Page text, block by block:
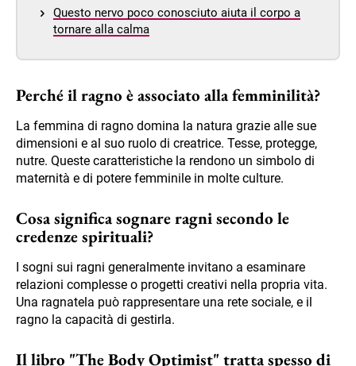
Questo nervo poco conosciuto aiuta il corpo a
tornare alla calma
Perché il ragno è associato alla femminilità?
La femmina di ragno domina la natura grazie alle sue
dimensioni e al suo ruolo di creatrice. Tesse, protegge,
nutre. Queste caratteristiche la rendono un simbolo di
maternità e di potere femminile in molte culture.
Cosa significa sognare ragni secondo le
credenze spirituali?
I sogni sui ragni generalmente invitano a esaminare
relazioni complesse o progetti creativi nella propria vita.
Una ragnatela può rappresentare una rete sociale, e il
ragno la capacità di gestirla.
Il libro "The Body Optimist" tratta spesso di